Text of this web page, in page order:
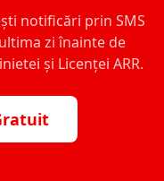
notificări prin SMS
zi înainte de
și Licenței ARR.